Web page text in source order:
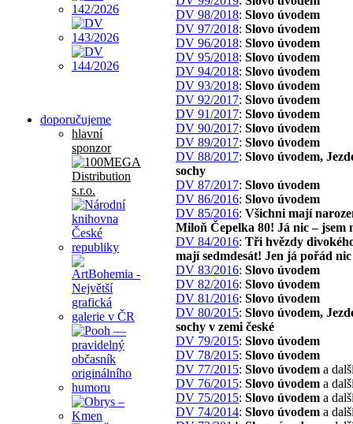
doporučujeme
hlavní
sponzor
DV 98/2018: Slovo úvodem
DV 97/2018: Slovo úvodem
DV 96/2018: Slovo úvodem
DV 95/2018: Slovo úvodem
DV 94/2018: Slovo úvodem
DV 93/2018: Slovo úvodem
DV 92/2017: Slovo úvodem
DV 91/2017: Slovo úvodem
DV 90/2017: Slovo úvodem
DV 89/2017: Slovo úvodem
DV 88/2017: Slovo úvodem,
sochy
DV 87/2017: Slovo úvodem
DV 86/2016: Slovo úvodem
DV 85/2016: Všichni mají
Miloň Čepelka 80! Já nic – jsem
DV 84/2016: Tři hvězdy
mají sedmdesát! Jen já pořád nic
DV 83/2016: Slovo úvodem
DV 82/2016: Slovo úvodem
DV 81/2016: Slovo úvodem
DV 80/2015: Slovo úvodem,
sochy v zemi české
DV 79/2015: Slovo úvodem
DV 78/2015: Slovo úvodem
DV 77/2015: Slovo úvodem a
DV 76/2015: Slovo úvodem a
DV 75/2015: Slovo úvodem a
DV 74/2014: Slovo úvodem a